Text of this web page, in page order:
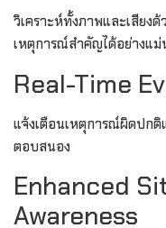
วิเคราะห์ทั้งภาพและเสียง
เหตุการณ์สำคัญได้อย่างแม่
Real-Time
แจ้งเตือนเหตุการณ์ผิดปกติ
ตอบสนอง
Enhanced
Awareness